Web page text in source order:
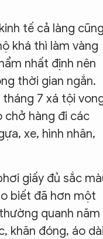
tế cả làng
khá thì làm vàng
nhất định nên
thời gian ngắn.
7 xá tội
chở hàng đi các
xe, hình nhân,
giấy đủ sắc
biết đã hơn một
quanh năm
khăn đóng, áo